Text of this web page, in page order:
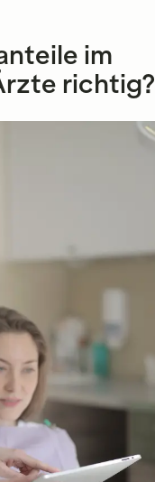
im
richtig?